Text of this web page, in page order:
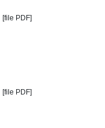
[file PDF]
[file PDF]